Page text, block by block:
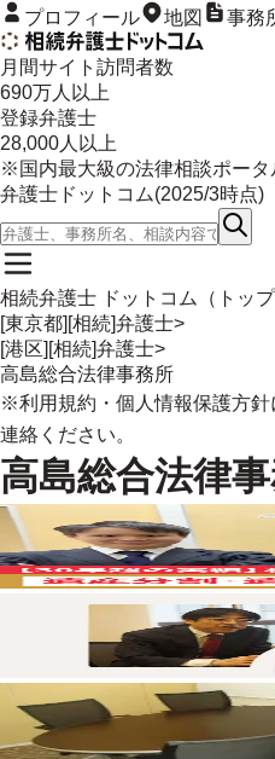
プロフィール 地図 事務
月間サイト訪問者数
690万人以上
登録弁護士
28,000人以上
※国内最大級の法律相談ポータ
弁護士ドットコム(2025/3時点)
相続弁護士 ドットコム（トップ
[東京都][相続]弁護士>
[港区][相続]弁護士>
高島総合法律事務所
※利用規約 ・ 個人情報保護方針
連絡ください。
高島総合法律